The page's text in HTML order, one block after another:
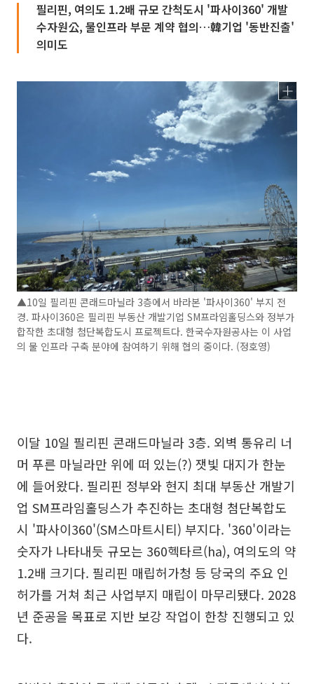
필리핀, 여의도 1.2배 규모 간척도시 '파사이360' 개발
수자원公, 물인프라 부문 계약 협의…韓기업 '동반진출'
의미도
▲10일 필리핀 콘래드마닐라 3층에서 바라본 '파사이360' 부지 전
경. 파사이360은 필리핀 부동산 개발기업 SM프라임홀딩스와 정부가
합작한 초대형 첨단복합도시 프로젝트다. 한국수자원공사는 이 사업
의 물 인프라 구축 분야에 참여하기 위해 협의 중이다. (정호영)
이달 10일 필리핀 콘래드마닐라 3층. 외벽 통유리 너
머 푸른 마닐라만 위에 떠 있는(?) 잿빛 대지가 한눈
에 들어왔다. 필리핀 정부와 현지 최대 부동산 개발기
업 SM프라임홀딩스가 추진하는 초대형 첨단복합도
시 '파사이360'(SM스마트시티) 부지다. '360'이라는
숫자가 나타내듯 규모는 360헥타르(ha), 여의도의 약
1.2배 크기다. 필리핀 매립허가청 등 당국의 주요 인
허가를 거쳐 최근 사업부지 매립이 마무리됐다. 2028
년 준공을 목표로 지반 보강 작업이 한창 진행되고 있
다.